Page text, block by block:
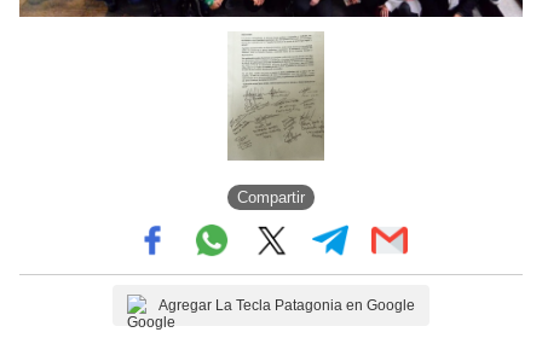
Compartir
Agregar La Tecla Patagonia en Google